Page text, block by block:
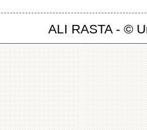
ALI RASTA - ©